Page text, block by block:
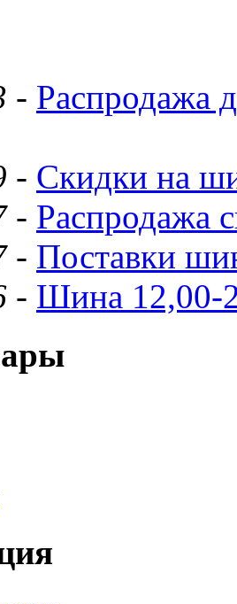
- Распродажа
- Скидки на
- Распродажа
- Поставки
- Шина 12,00-